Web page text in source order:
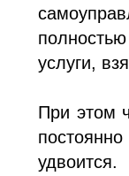
услуги,
При этом